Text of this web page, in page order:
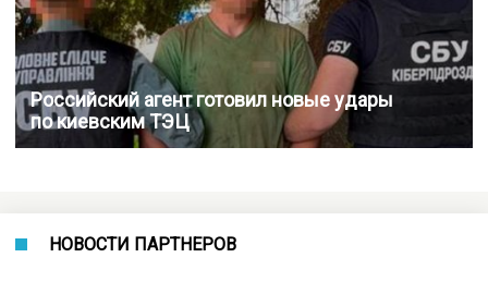
Российский агент готовил новые удары
по киевским ТЭЦ
НОВОСТИ ПАРТНЕРОВ